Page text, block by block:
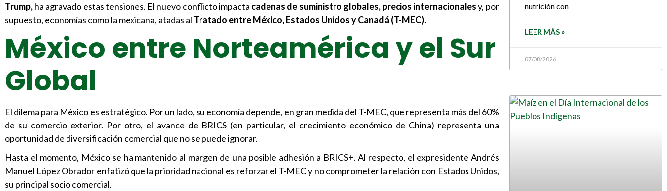
Trump,ha agravado estas tensiones. El nuevo conflicto impacta cadenas de suministro globales, precios internacionalesy, por
supuesto, economías como la mexicana, atadas al Tratado entre México, Estados Unidos y Canadá (T-MEC).
México entre Norteamérica y el Sur
Global
El dilema para México es estratégico. Por un lado, su economía depende, en gran medida del T-MEC, que representa más del 60%
de su comercio exterior. Por otro, el avance de BRICS (en particular, el crecimiento económico de China) representa una
oportunidad de diversificación comercial que no se puede ignorar.
Hasta el momento, México se ha mantenido al margen de una posible adhesión a BRICS+. Al respecto, el expresidente Andrés
Manuel López Obrador enfatizó que la prioridad nacional es reforzar el T-MEC y no comprometer la relación con Estados Unidos,
su principal socio comercial.
nutrición con
LEER MÁS »
07/08/2026